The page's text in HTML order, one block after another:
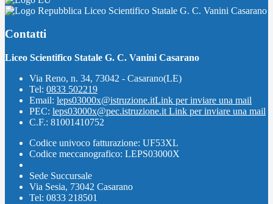
Liceo Scientifico Statale G. C. Vanini Casarano
Contatti
Liceo Scientifico Statale G. C. Vanini Casarano
Via Reno, n. 34, 73042 - Casarano(LE)
Tel: 0833 502219
Email: leps03000x@istruzione.itLink per inviare una mail
PEC: leps03000x@pec.istruzione.it Link per inviare una mail
C.F.: 81001410752
Codice univoco fatturazione: UF53XL
Codice meccanografico: LEPS03000X
Sede Succursale
Via Sesia, 73042 Casarano
Tel: 0833 218501